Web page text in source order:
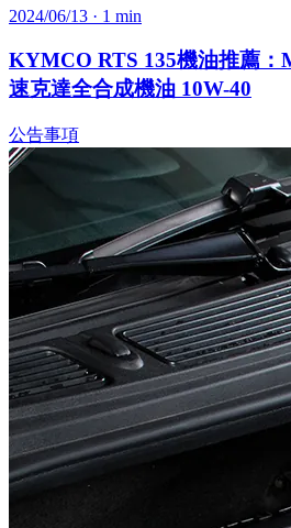
2024/06/13 · 1 min
KYMCO RTS 135機油推薦：
速克達全合成機油 10W-40
公告事項